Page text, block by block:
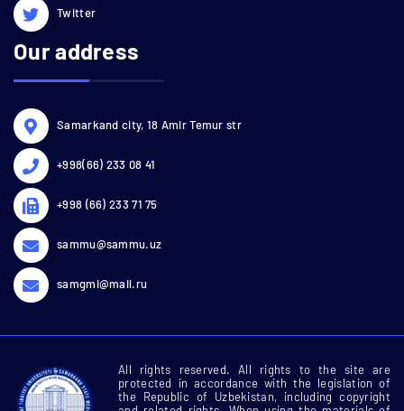
Twitter
Our address
Samarkand city, 18 Amir Temur str
+998(66) 233 08 41
+998 (66) 233 71 75
sammu@sammu.uz
samgmi@mail.ru
All rights reserved. All rights to the site are
protected in accordance with the legislation of
the Republic of Uzbekistan, including copyright